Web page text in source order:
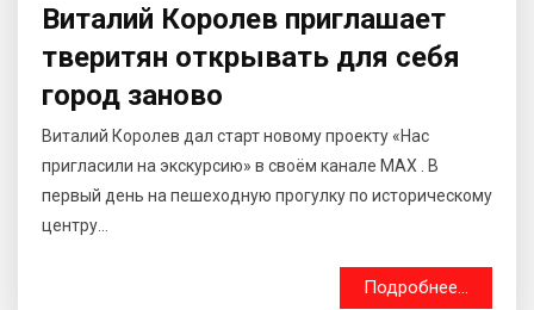
Виталий Королев приглашает
тверитян открывать для себя
город заново
Виталий Королев дал старт новому проекту «Нас
пригласили на экскурсию» в своём канале МАХ . В
первый день на пешеходную прогулку по историческому
центру...
Подробнее...